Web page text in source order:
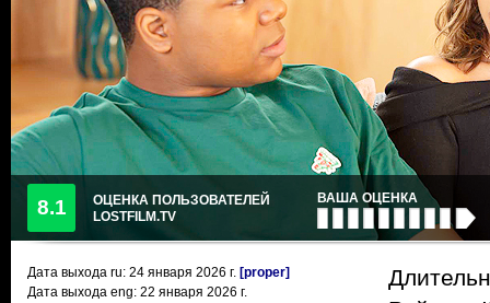
8.1
ОЦЕНКА ПОЛЬЗОВАТЕЛЕЙ
LOSTFILM.TV
ВАША ОЦЕНКА
Дата выхода ru: 24 января 2026 г. [proper]
Дата выхода eng: 22 января 2026 г.